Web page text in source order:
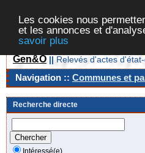
Les cookies nous
et les annonces et
savoir plus
Gen&O || Relevés d'actes
Navigation :: Communes et
Recherche directe
Intéressé(e)